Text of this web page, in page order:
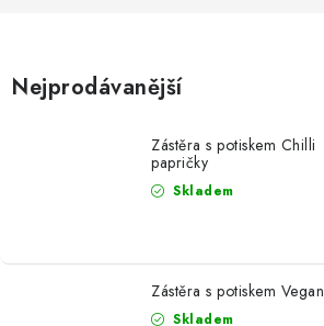
Časté otázky
Doprava a platba
Nejprodávanější
Zástěra s potiskem Chilli
papričky
Skladem
Zástěra s potiskem Vegan
Skladem